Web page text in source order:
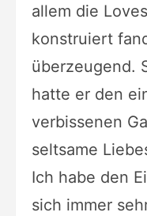
allem die
konstruiert
überzeugend.
hatte er den
verbissenen
seltsame
Ich habe den
sich immer